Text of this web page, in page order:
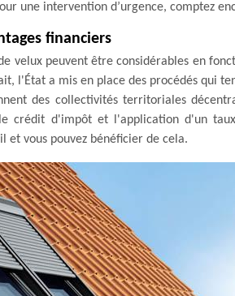
une intervention d’urgence, comptez
financiers
velux peuvent être considérables en
l'État a mis en place des procédés qui
des collectivités territoriales
crédit d'impôt et l'application d'un
et vous pouvez bénéficier de cela.